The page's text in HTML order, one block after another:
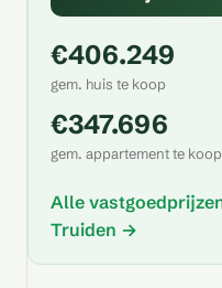
€406.249
gem. huis te koop
€347.696
gem. appartement te koop
Alle
Truiden →